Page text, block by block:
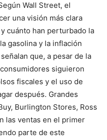
Wall Street, el
una visión más clara
cuánto han perturbado la
gasolina y la inflación
que, a pesar de la
siguieron
fiscales y el uso de
después. Grandes
Burlington Stores, Ross
las ventas en el primer
parte de este